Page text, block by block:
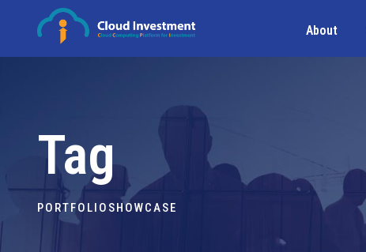
About
Tag
PORTFOLIOSHOWCASE